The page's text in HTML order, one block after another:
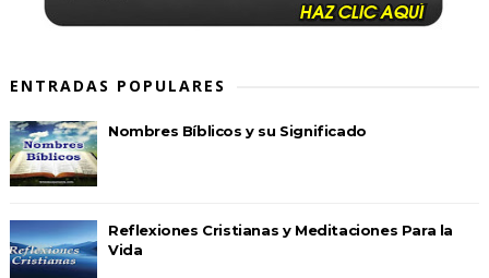
ENTRADAS POPULARES
Nombres Bíblicos y su Significado
Reflexiones Cristianas y Meditaciones Para la
Vida